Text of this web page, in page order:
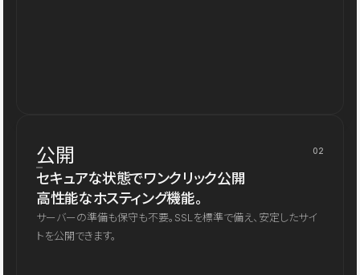
公開 02
セキュアな状態でワンクリック公開
高性能なホスティング機能。
サーバーの準備も保守も不要。SSLを標準で備え、安定したサイ
トを公開できます。